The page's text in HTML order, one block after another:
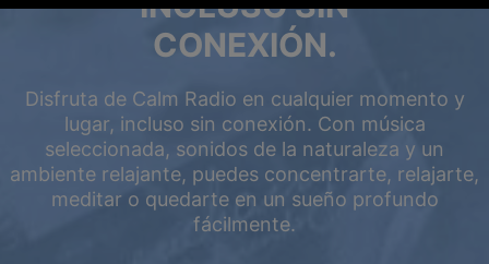
CONEXIÓN.
Disfruta de Calm Radio en cualquier momento y
lugar, incluso sin conexión. Con música
seleccionada, sonidos de la naturaleza y un
ambiente relajante, puedes concentrarte, relajarte,
meditar o quedarte en un sueño profundo
fácilmente.